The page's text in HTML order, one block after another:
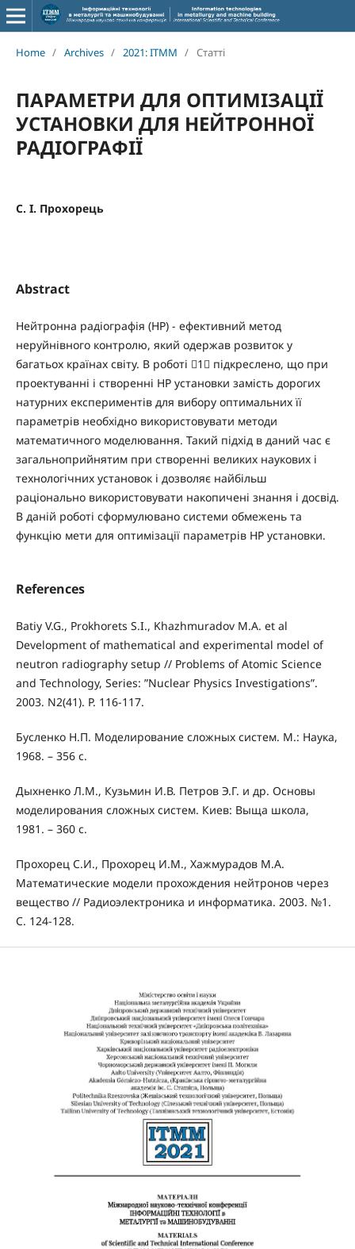
Home / Archives / 2021: ITMM / Статті
ПАРАМЕТРИ ДЛЯ ОПТИМІЗАЦІЇ
УСТАНОВКИ ДЛЯ НЕЙТРОННОЇ
РАДІОГРАФІЇ
С. І. Прохорець
Abstract
Нейтронна радіографія (НР) - ефективний метод
неруйнівного контролю, який одержав розвиток у
багатьох країнах світу. В роботі 1 підкреслено, що при
проектуванні і створенні НР установки замість дорогих
натурних експериментів для вибору оптимальних її
параметрів необхідно використовувати методи
математичного моделювання. Такий підхід в даний час є
загальноприйнятим при створенні великих наукових і
технологічних установок і дозволяє найбільш
раціонально використовувати накопичені знання і досвід.
В даній роботі сформулювано системи обмежень та
функцію мети для оптимізації параметрів НР установки.
References
Batiy V.G., Prokhorets S.I., Khazhmuradov M.A. et al
Development of mathematical and experimental model of
neutron radiography setup // Problems of Atomic Science
and Technology, Series: ”Nuclear Physics Investigations”.
2003. N2(41). P. 116-117.
Бусленко Н.П. Моделирование сложных систем. М.: Наука,
1968. – 356 c.
Дыхненко Л.М., Кузьмин И.В. Петров Э.Г. и др. Основы
моделирования сложных систем. Киев: Выща школа,
1981. – 360 с.
Прохорец С.И., Прохорец И.М., Хажмурадов М.А.
Математические модели прохождения нейтронов через
вещество // Радиоэлектроника и информатика. 2003. №1.
С. 124-128.